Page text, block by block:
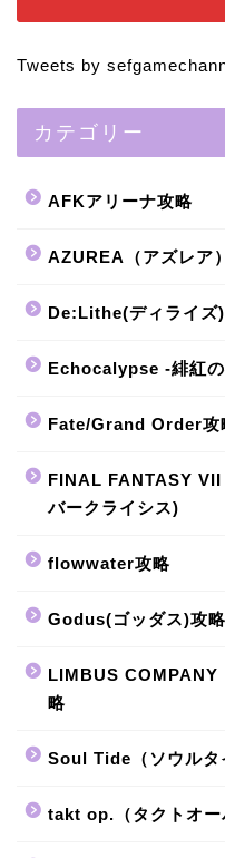
Tweets by
カテゴリー
AFKアリーナ攻略
AZUREA（アズレア
De:Lithe(ディライズ
Echocalypse -緋紅
Fate/Grand Order攻
FINAL FANTASY
バークライシス)
flowwater攻略
Godus(ゴッダス)攻略
LIMBUS COMPANY
略
Soul Tide（ソウルタ
takt op.（タクトオー